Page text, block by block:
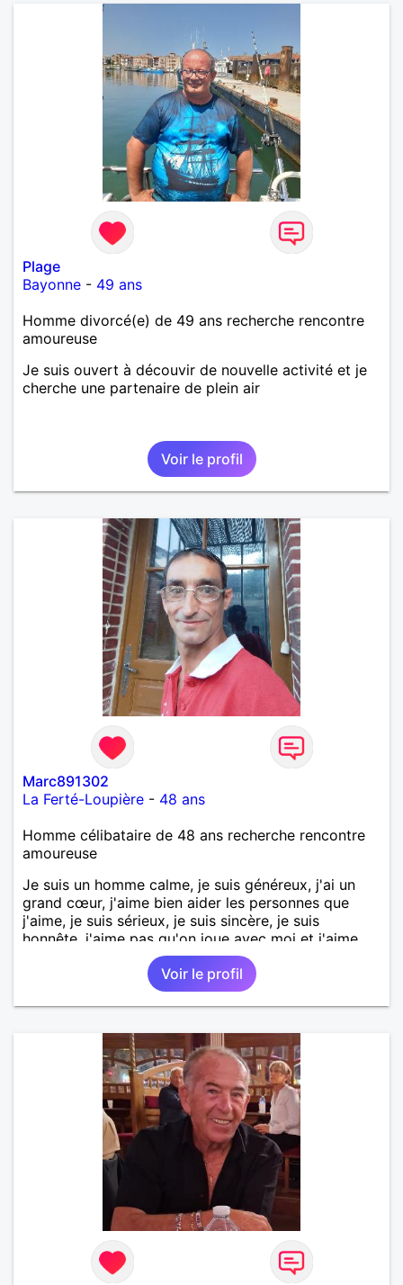
Plage
Bayonne - 49 ans
Homme divorcé(e) de 49 ans recherche rencontre
amoureuse
Je suis ouvert à découvir de nouvelle activité et je
cherche une partenaire de plein air
Voir le profil
Marc891302
La Ferté-Loupière - 48 ans
Homme célibataire de 48 ans recherche rencontre
amoureuse
Je suis un homme calme, je suis généreux, j'ai un
grand cœur, j'aime bien aider les personnes que
j'aime, je suis sérieux, je suis sincère, je suis
honnête, j'aime pas qu'on joue avec moi et j'aime
pas les mensonges. Je cherche une relation
amoureuse et sérieuse.Voir le profil